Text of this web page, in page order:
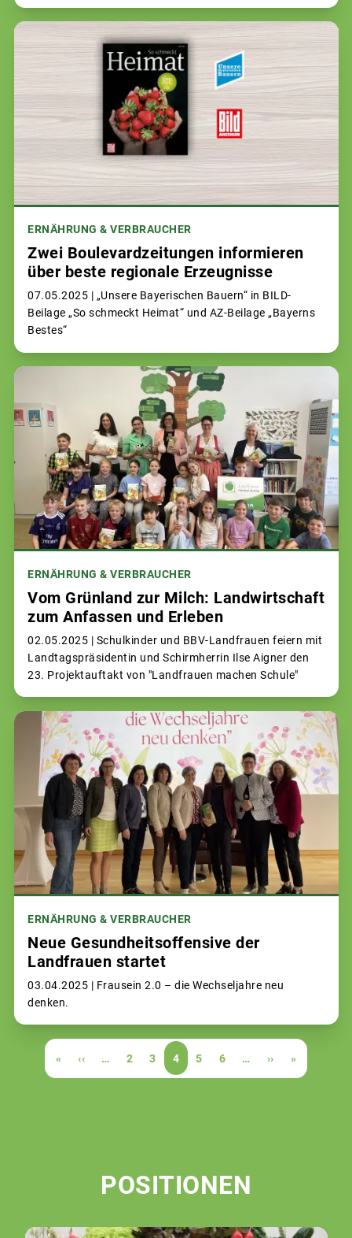
ERNÄHRUNG & VERBRAUCHER
Zwei Boulevardzeitungen informieren
über beste regionale Erzeugnisse
07.05.2025 | „Unsere Bayerischen Bauern“ in BILD-
Beilage „So schmeckt Heimat“ und AZ-Beilage „Bayerns
Bestes“
ERNÄHRUNG & VERBRAUCHER
Vom Grünland zur Milch: Landwirtschaft
zum Anfassen und Erleben
02.05.2025 | Schulkinder und BBV-Landfrauen feiern mit
Landtagspräsidentin und Schirmherrin Ilse Aigner den
23. Projektauftakt von "Landfrauen machen Schule"
ERNÄHRUNG & VERBRAUCHER
Neue Gesundheitsoffensive der
Landfrauen startet
03.04.2025 | Frausein 2.0 – die Wechseljahre neu
denken.
Seitennummerierung
Erste
Seite
«
Vorherige
Seite
‹‹ … Page
2 Page
3
Aktuelle
Seite
4 Page
5 Page
6 …
Nächste
Seite
››
Letzte
Seite
»
POSITIONEN